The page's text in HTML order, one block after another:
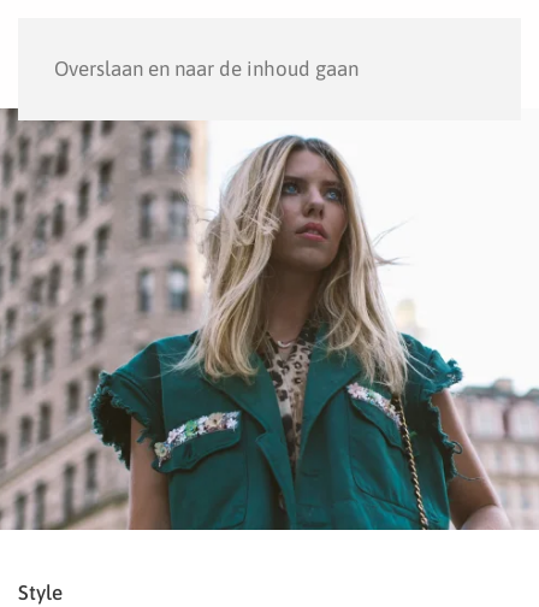
Overslaan en naar de inhoud gaan
Style